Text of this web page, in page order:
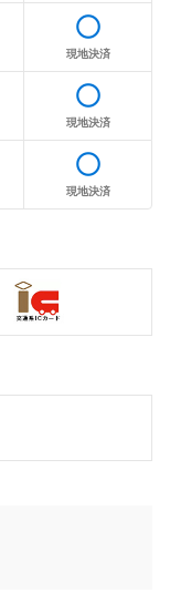
radio_button_unchecked
現地決済
radio_button_unchecked
現地決済
radio_button_unchecked
現地決済